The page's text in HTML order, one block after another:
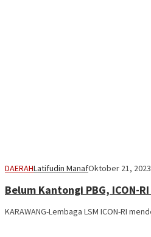
DAERAHLatifudin ManafOktober 21, 2023
Belum Kantongi PBG, ICON-
KARAWANG-Lembaga LSM ICON-RI